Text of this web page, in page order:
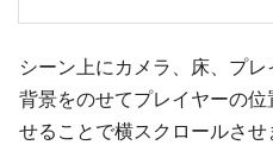
シーン上にカメラ、床、プ
背景をのせてプレイヤーの
せることで横スクロールさせ